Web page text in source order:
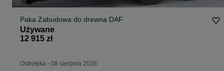
Paka Zabudowa do drewna DAF
Używane
12 915 zł
Ostrołęka - 08 sierpnia 2026